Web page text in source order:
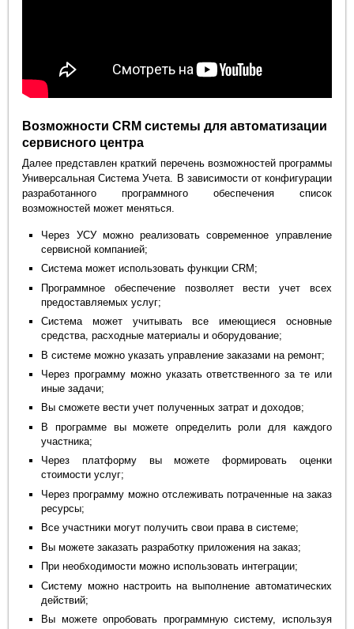
Возможности CRM системы для автоматизации
сервисного центра
Далее представлен краткий перечень возможностей программы
Универсальная Система Учета. В зависимости от конфигурации
разработанного программного обеспечения список
возможностей может меняться.
Через УСУ можно реализовать современное управление
сервисной компанией;
Система может использовать функции CRM;
Программное обеспечение позволяет вести учет всех
предоставляемых услуг;
Система может учитывать все имеющиеся основные
средства, расходные материалы и оборудование;
В системе можно указать управление заказами на ремонт;
Через программу можно указать ответственного за те или
иные задачи;
Вы сможете вести учет полученных затрат и доходов;
В программе вы можете определить роли для каждого
участника;
Через платформу вы можете формировать оценки
стоимости услуг;
Через программу можно отслеживать потраченные на заказ
ресурсы;
Все участники могут получить свои права в системе;
Вы можете заказать разработку приложения на заказ;
При необходимости можно использовать интеграции;
Систему можно настроить на выполнение автоматических
действий;
Вы можете опробовать программную систему, используя